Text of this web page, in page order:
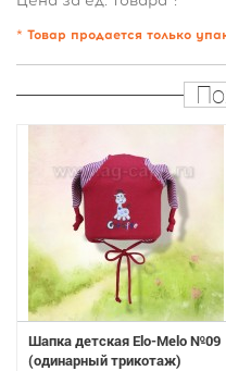
* Товар продается только
Шапка детская Elo-Melo №09
(одинарный трикотаж)